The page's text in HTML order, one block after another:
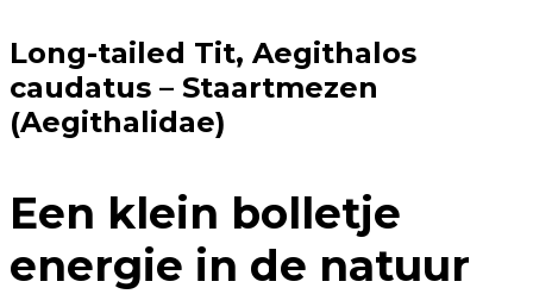
Long-tailed Tit, Aegithalos
caudatus – Staartmezen
(Aegithalidae)
Een klein bolletje
energie in de natuur